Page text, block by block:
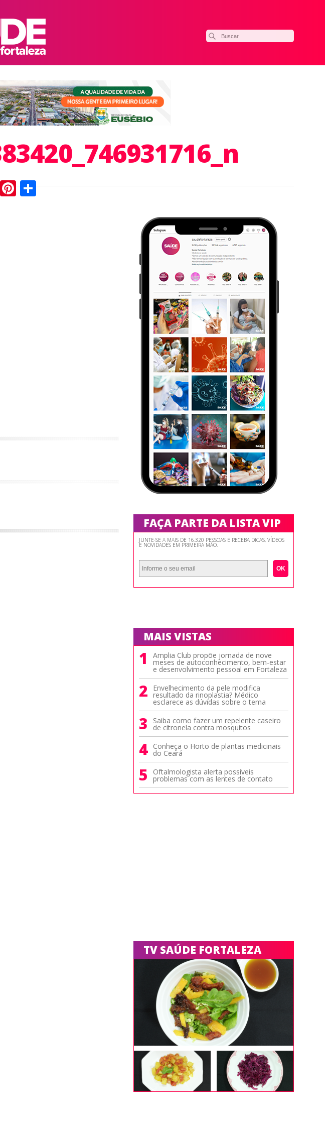
TwitterPinterest
FAÇA PARTE DA LISTA VIP
JUNTE-SE A MAIS DE 16.320 PESSOAS E RECEBA DICAS, VÍDEOS
E NOVIDADES EM PRIMEIRA MÃO.
OK
MAIS VISTAS
1 Amplia Club propõe jornada de nove
meses de autoconhecimento, bem-estar
e desenvolvimento pessoal em Fortaleza
2 Envelhecimento da pele modifica
resultado da rinoplastia? Médico
esclarece as dúvidas sobre o tema
3 Saiba como fazer um repelente caseiro
de citronela contra mosquitos
4 Conheça o Horto de plantas medicinais
do Ceará
5 Oftalmologista alerta possíveis
problemas com as lentes de contato
TV SAÚDE FORTALEZA